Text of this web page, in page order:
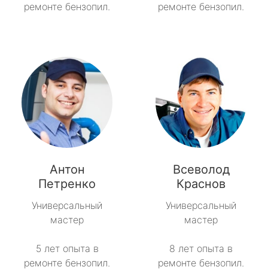
ремонте бензопил.
ремонте бензопил.
Антон
Петренко
Универсальный
мастер
5 лет опыта в
ремонте бензопил.
Всеволод
Краснов
Универсальный
мастер
8 лет опыта в
ремонте бензопил.